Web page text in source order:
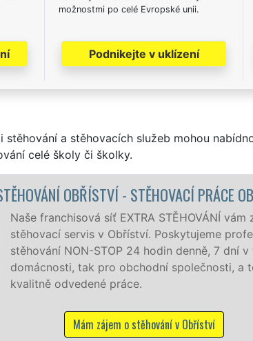
možnostmi po celé Evropské unii.
Podnikejte v uklízení
stěhování a stěhovacích služeb mohou
celé školy či školky.
OBŘÍSTVÍ
vám zajišťuje kompletní
profesionální a kvalitní služby
dní v týdnu jak pro
a to levně a se zárukou